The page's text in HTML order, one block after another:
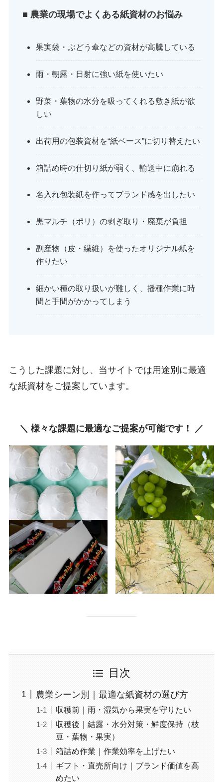
■ 農業の現場でよくある紙資材のお悩み
果実袋・ぶどう傘などの資材が高騰している
雨・朝露・日射に強い紙を使いたい
野菜・葉物の水分を吸ってくれる敷き紙が欲
しい
出荷用の包装資材を“紙ベース”に切り替えたい
箱詰め時の仕切り紙が弱く、輸送中に崩れる
名入れ包装紙を作ってブランド感を出したい
黒マルチ（ポリ）の剥ぎ取り・廃棄が負担
副産物（皮・繊維）を使ったオリジナル紙を
作りたい
細かい種の取り扱いが難しく、播種作業に時
間と手間がかかってしまう
こうした課題に対し、当サイトでは用途別に最適
な紙資材をご提案しています。
＼ 様々な課題に最適なご提案が可能です！ ／
目次
農業シーン別｜最適な紙資材の選び方
収穫前｜雨・湿気から果実を守りたい
収穫後｜結露・水分対策・鮮度保持（枝
豆・葉物・果実）
箱詰め作業｜作業効率を上げたい
ギフト・直売所向け｜ブランド価値を高
めたい